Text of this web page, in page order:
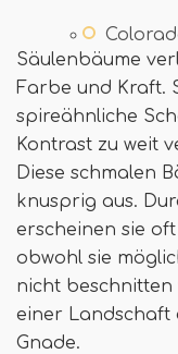
Säulenbäume
Farbe und Kraft.
spireähnliche
Kontrast zu weit
Diese schmalen
knusprig aus.
erscheinen sie
obwohl sie
nicht beschnitten
einer Landschaft
Gnade.